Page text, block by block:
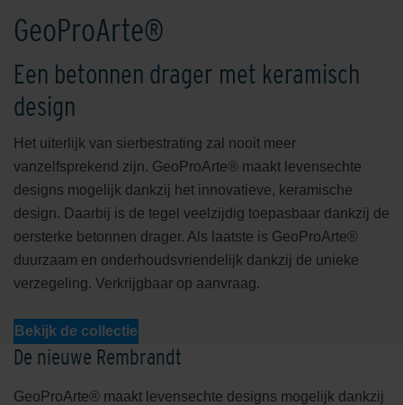
GeoProArte®
Een betonnen drager met keramisch
design
Het uiterlijk van sierbestrating zal nooit meer
vanzelfsprekend zijn. GeoProArte® maakt levensechte
designs mogelijk dankzij het innovatieve, keramische
design. Daarbij is de tegel veelzijdig toepasbaar dankzij de
oersterke betonnen drager. Als laatste is GeoProArte®
duurzaam en onderhoudsvriendelijk dankzij de unieke
verzegeling. Verkrijgbaar op aanvraag.
Bekijk de collectie
De nieuwe Rembrandt
GeoProArte® maakt levensechte designs mogelijk dankzij